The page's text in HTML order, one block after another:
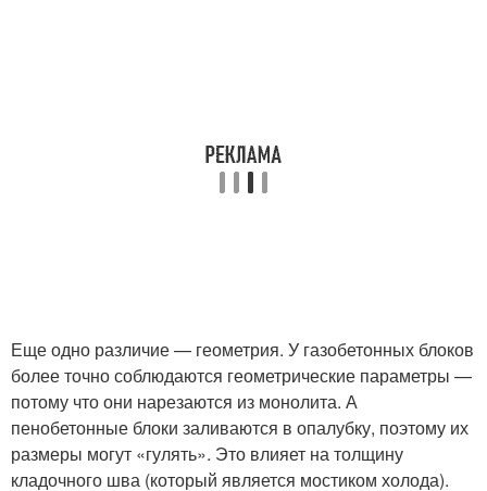
Еще одно различие — геометрия. У газобетонных блоков
более точно соблюдаются геометрические параметры —
потому что они нарезаются из монолита. А
пенобетонные блоки заливаются в опалубку, поэтому их
размеры могут «гулять». Это влияет на толщину
кладочного шва (который является мостиком холода).